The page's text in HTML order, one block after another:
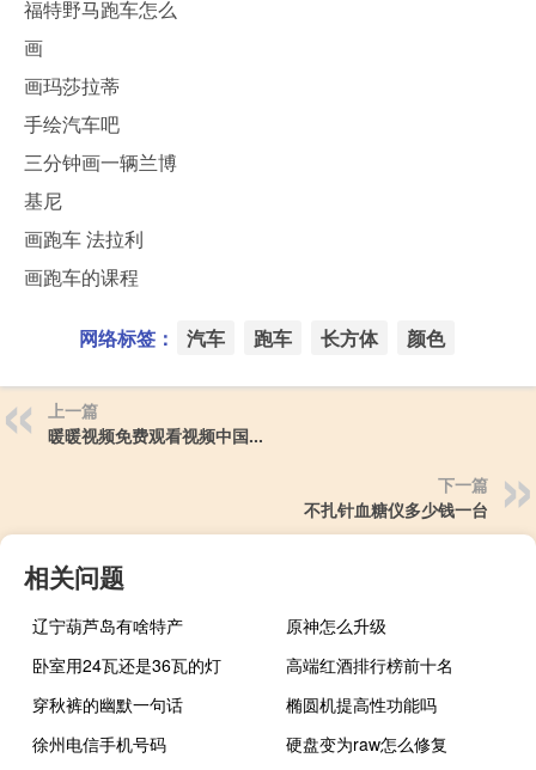
福特野马跑车怎么
画
画玛莎拉蒂
手绘汽车吧
三分钟画一辆兰博
基尼
画跑车 法拉利
画跑车的课程
网络标签： 汽车 跑车 长方体 颜色
上一篇
暖暖视频免费观看视频中国...
下一篇
不扎针血糖仪多少钱一台
相关问题
辽宁葫芦岛有啥特产
原神怎么升级
卧室用24瓦还是36瓦的灯
高端红酒排行榜前十名
穿秋裤的幽默一句话
椭圆机提高性功能吗
徐州电信手机号码
硬盘变为raw怎么修复